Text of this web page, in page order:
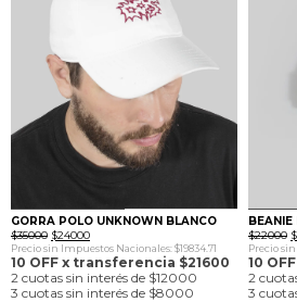
0 1
GORRA POLO UNKNOWN BLANCO
$35000 El
precio
original
era:
$35000.
$24000El
precio
actual
es:
$24000.
Precio sin Impuestos Nacionales: $19834.71
10 OFF x transferencia $21600
2 cuotas sin interés de $12000
3 cuotas sin interés de $8000
0
BEANIE
$22000 $
Precio
10
2
3